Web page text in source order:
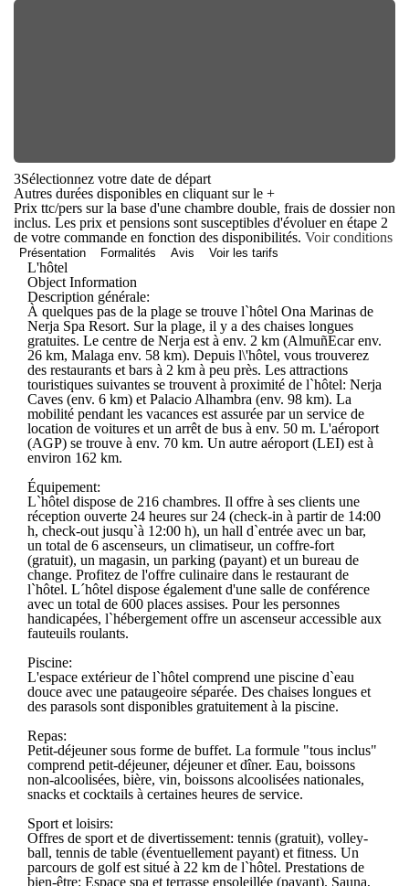
3Sélectionnez votre date de départ
Autres durées disponibles en cliquant sur le +
Prix ttc/pers sur la base d'une chambre double, frais de dossier non
inclus. Les prix et pensions sont susceptibles d'évoluer en étape 2
de votre commande en fonction des disponibilités. Voir conditions
Présentation Formalités Avis Voir les tarifs
L'hôtel
Object Information
Description générale:
À quelques pas de la plage se trouve l`hôtel Ona Marinas de
Nerja Spa Resort. Sur la plage, il y a des chaises longues
gratuites. Le centre de Nerja est à env. 2 km (AlmuñEcar env.
26 km, Malaga env. 58 km). Depuis l\'hôtel, vous trouverez
des restaurants et bars à 2 km à peu près. Les attractions
touristiques suivantes se trouvent à proximité de l`hôtel: Nerja
Caves (env. 6 km) et Palacio Alhambra (env. 98 km). La
mobilité pendant les vacances est assurée par un service de
location de voitures et un arrêt de bus à env. 50 m. L'aéroport
(AGP) se trouve à env. 70 km. Un autre aéroport (LEI) est à
environ 162 km.
Équipement:
L`hôtel dispose de 216 chambres. Il offre à ses clients une
réception ouverte 24 heures sur 24 (check-in à partir de 14:00
h, check-out jusqu`à 12:00 h), un hall d`entrée avec un bar,
un total de 6 ascenseurs, un climatiseur, un coffre-fort
(gratuit), un magasin, un parking (payant) et un bureau de
change. Profitez de l'offre culinaire dans le restaurant de
l`hôtel. L´hôtel dispose également d'une salle de conférence
avec un total de 600 places assises. Pour les personnes
handicapées, l`hébergement offre un ascenseur accessible aux
fauteuils roulants.
Piscine:
L'espace extérieur de l`hôtel comprend une piscine d`eau
douce avec une pataugeoire séparée. Des chaises longues et
des parasols sont disponibles gratuitement à la piscine.
Repas:
Petit-déjeuner sous forme de buffet. La formule "tous inclus"
comprend petit-déjeuner, déjeuner et dîner. Eau, boissons
non-alcoolisées, bière, vin, boissons alcoolisées nationales,
snacks et cocktails à certaines heures de service.
Sport et loisirs:
Offres de sport et de divertissement: tennis (gratuit), volley-
ball, tennis de table (éventuellement payant) et fitness. Un
parcours de golf est situé à 22 km de l`hôtel. Prestations de
bien-être: Espace spa et terrasse ensoleillée (payant). Sauna,